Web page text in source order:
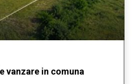
vanzare in comuna